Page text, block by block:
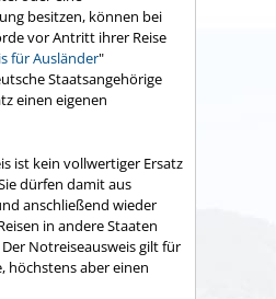
besitzen, können bei
vor Antritt ihrer Reise
für Ausländer"
Staatsangehörige
einen eigenen
ist kein vollwertiger Ersatz
dürfen damit aus
anschließend wieder
in andere Staaten
Der Notreiseausweis gilt für
höchstens aber einen